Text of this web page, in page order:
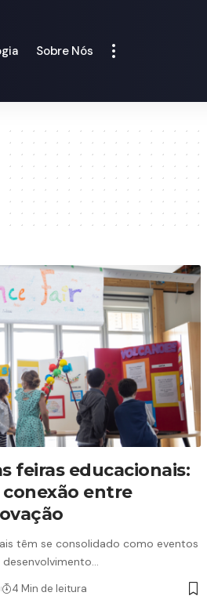
Sobre Nós
feiras educacionais:
conexão entre
têm se consolidado como eventos
4 Min de leitura